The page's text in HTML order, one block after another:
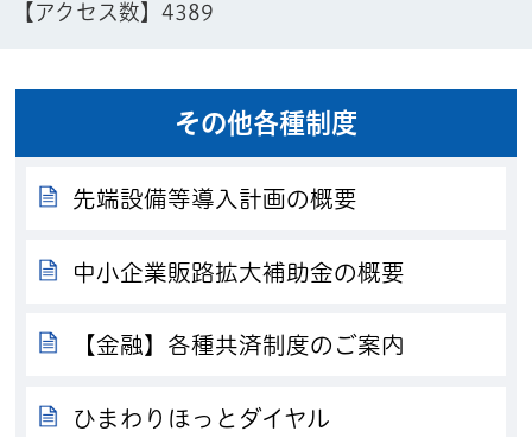
【アクセス数】4389
その他各種制度
先端設備等導入計画の概要
中小企業販路拡大補助金の概要
【金融】各種共済制度のご案内
ひまわりほっとダイヤル